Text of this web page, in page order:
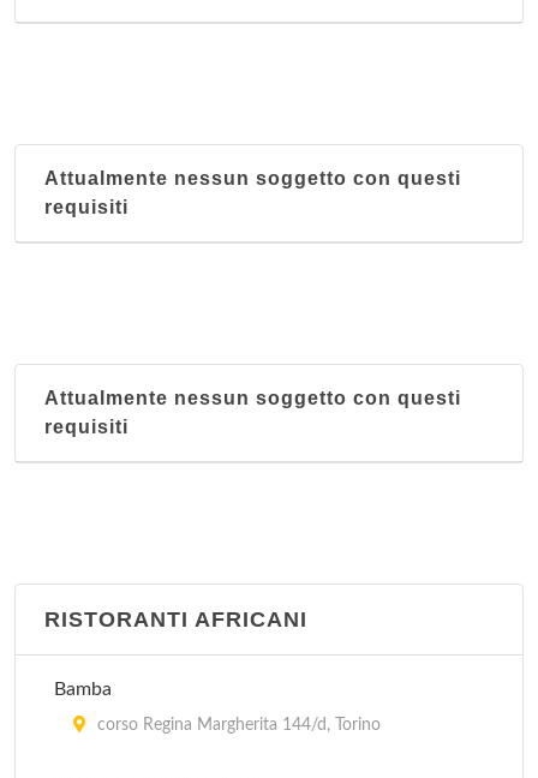
Attualmente nessun soggetto con questi
requisiti
Attualmente nessun soggetto con questi
requisiti
RISTORANTI AFRICANI
Bamba
corso Regina Margherita 144/d, Torino